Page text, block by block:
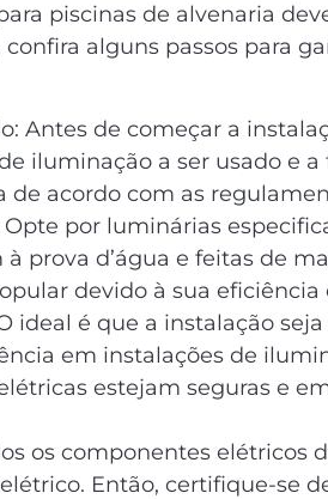
piscinas de alvenaria
alguns passos para
Antes de começar a
iluminação a ser usado e
de acordo com as
por luminárias
prova d’água e feitas de
devido à sua
ideal é que a instalação
em instalações de
estejam seguras e
os componentes elétricos
Então, certifique-se